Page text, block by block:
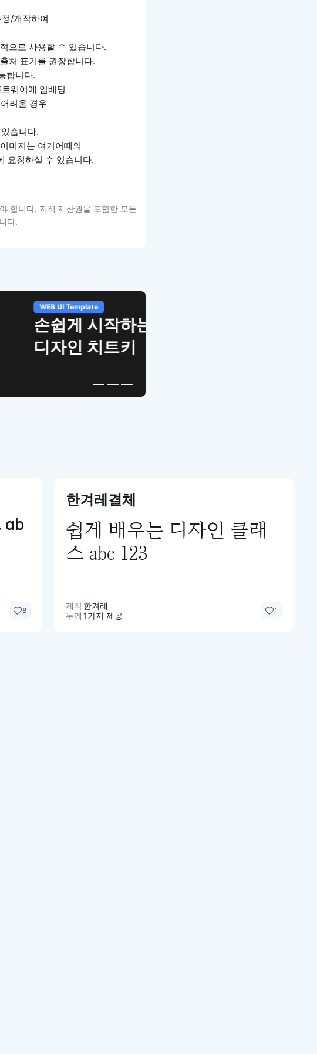
/개작하여
으로 사용할 수 있습니다.
처 표기를 권장합니다.
합니다.
웨어에 임베딩
려울 경우
습니다.
미지는 여기어때의
요청하실 수 있습니다.
합니다. 지적 재산권을 포함한 모든
다.
ab
8
한겨레결체
쉽게 배우는 디자인 클래
스 abc 123
제작한겨레
두께 1가지 제공
1